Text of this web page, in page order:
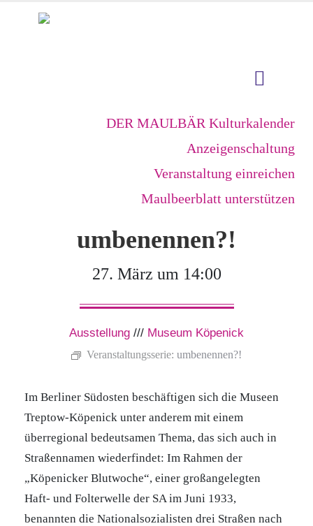
DER MAULBÄR Kulturkalender
Anzeigenschaltung
Veranstaltung einreichen
Maulbeerblatt unterstützen
umbenennen?!
27. März um 14:00
Ausstellung /// Museum Köpenick
Veranstaltungsserie: umbenennen?!
Im Berliner Südosten beschäftigen sich die Museen
Treptow-Köpenick unter anderem mit einem
überregional bedeutsamen Thema, das sich auch in
Straßennamen wiederfindet: Im Rahmen der
„Köpenicker Blutwoche“, einer großangelegten
Haft- und Folterwelle der SA im Juni 1933,
benannten die Nationalsozialisten drei Straßen nach